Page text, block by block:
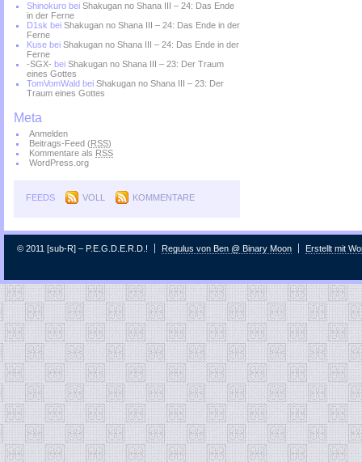
Shinokuro bei Shakugan no Shana III – 24: Das Ende
in der Ferne
D1sk bei Shakugan no Shana III – 24: Das Ende in der
Ferne
Kuse bei Shakugan no Shana III – 24: Das Ende in der
Ferne
-SGX- bei Shakugan no Shana III – 23: Der Traum
eines Gottes
TomVomWald bei Shakugan no Shana III – 23: Der
Traum eines Gottes
Meta
Anmelden
Beitrags-Feed (RSS)
Kommentare als RSS
WordPress.org
FEEDS VOLL KOMMENTARE
© 2011 [sub-R] – P.E.G.D.E.R.D.! Regulus von Ben @ Binary Moon Erstellt mit